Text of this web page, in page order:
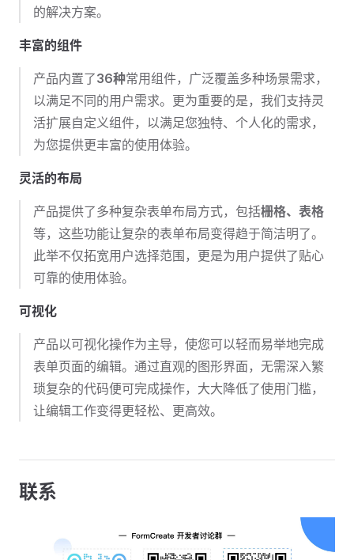
的解决方案。
丰富的组件
产品内置了36种常用组件，广泛覆盖多种场景需求，
以满足不同的用户需求。更为重要的是，我们支持灵
活扩展自定义组件，以满足您独特、个人化的需求，
为您提供更丰富的使用体验。
灵活的布局
产品提供了多种复杂表单布局方式，包括栅格、表格
等，这些功能让复杂的表单布局变得趋于简洁明了。
此举不仅拓宽用户选择范围，更是为用户提供了贴心
可靠的使用体验。
可视化
产品以可视化操作为主导，使您可以轻而易举地完成
表单页面的编辑。通过直观的图形界面，无需深入繁
琐复杂的代码便可完成操作，大大降低了使用门槛，
让编辑工作变得更轻松、更高效。
联系